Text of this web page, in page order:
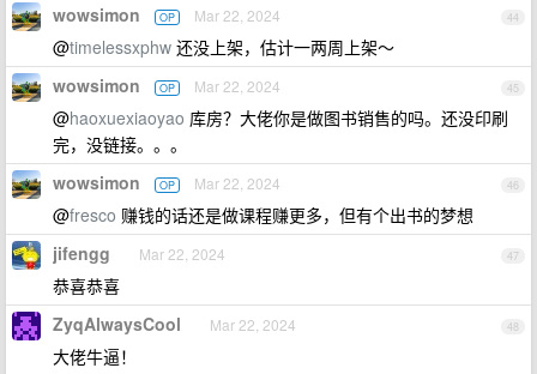
44
wowsimon OP Mar 22, 2024
@timelessxphw 还没上架，估计一两周上架～
45
wowsimon OP Mar 22, 2024
@haoxuexiaoyao 库房？大佬你是做图书销售的吗。还没印刷
完，没链接。。。
46
wowsimon OP Mar 22, 2024
@fresco 赚钱的话还是做课程赚更多，但有个出书的梦想
47
jifengg Mar 22, 2024
恭喜恭喜
48
ZyqAlwaysCool Mar 22, 2024
大佬牛逼！